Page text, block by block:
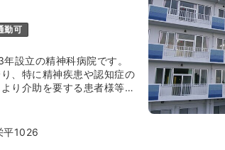
勤可
設立の精神科病院です。
、特に精神疾患や認知症の
り介助を要する患者様等が
平1026